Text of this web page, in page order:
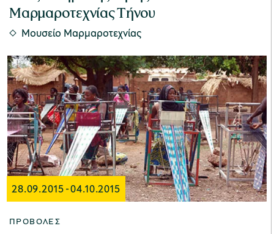
Μαρμαροτεχνίας Τήνου
Μουσείο Μαρμαροτεχνίας
28.09.2015-04.10.2015
ΠΡΟΒΟΛΈΣ